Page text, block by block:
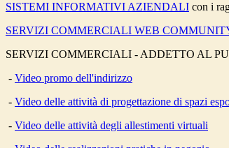
SISTEMI INFORMATIVI AZIENDALI con i
SERVIZI COMMERCIALI WEB
SERVIZI COMMERCIALI - ADDETTO AL
- Video promo dell'indirizzo
- Video delle attività di progettazione di spazi
- Video delle attività degli allestimenti virtuali